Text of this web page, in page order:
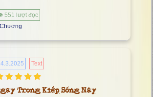
551 lượt đọc
Text
Trong Kiếp Sống Này